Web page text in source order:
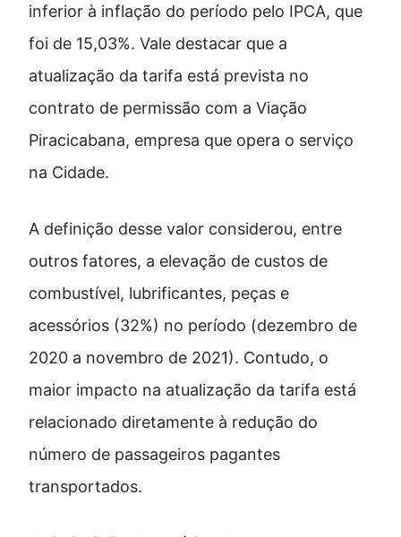
inferior à inflação do período pelo IPCA, que
foi de 15,03%. Vale destacar que a
atualização da tarifa está prevista no
contrato de permissão com a Viação
Piracicabana, empresa que opera o serviço
na Cidade.
A definição desse valor considerou, entre
outros fatores, a elevação de custos de
combustível, lubrificantes, peças e
acessórios (32%) no período (dezembro de
2020 a novembro de 2021). Contudo, o
maior impacto na atualização da tarifa está
relacionado diretamente à redução do
número de passageiros pagantes
transportados.